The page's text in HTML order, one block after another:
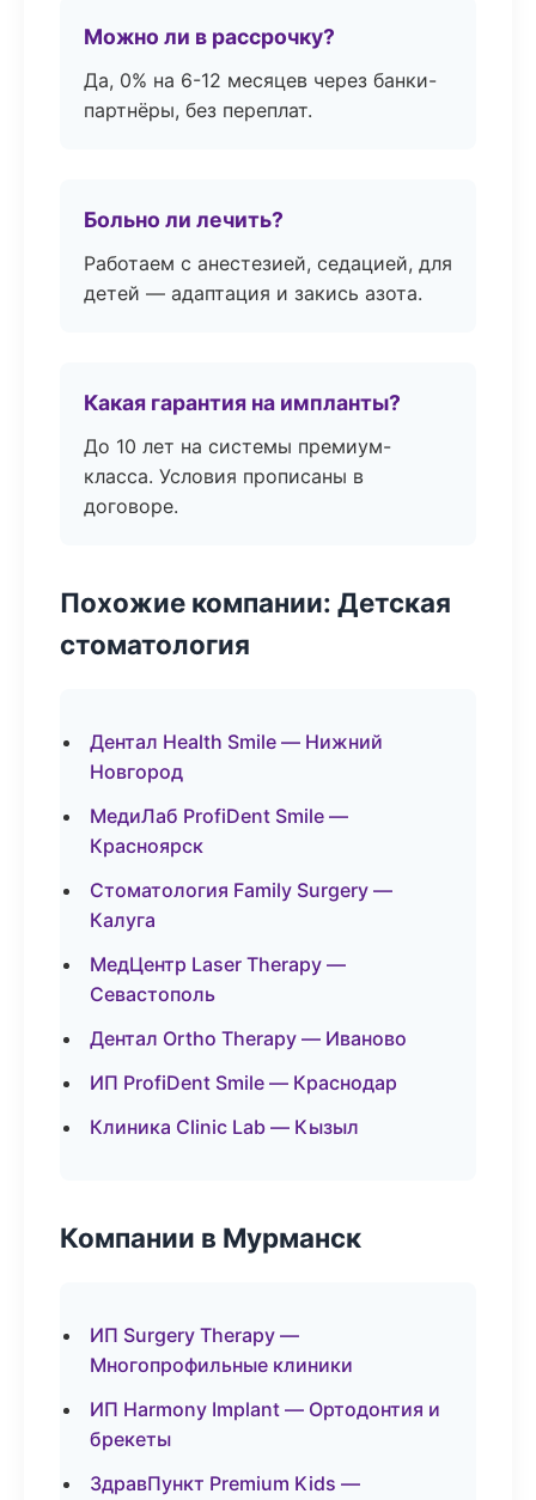
Можно ли в рассрочку?
Да, 0% на 6-12 месяцев через банки-
партнёры, без переплат.
Больно ли лечить?
Работаем с анестезией, седацией, для
детей — адаптация и закись азота.
Какая гарантия на импланты?
До 10 лет на системы премиум-
класса. Условия прописаны в
договоре.
Похожие компании: Детская
стоматология
Дентал Health Smile — Нижний
Новгород
МедиЛаб ProfiDent Smile —
Красноярск
Стоматология Family Surgery —
Калуга
МедЦентр Laser Therapy —
Севастополь
Дентал Ortho Therapy — Иваново
ИП ProfiDent Smile — Краснодар
Клиника Clinic Lab — Кызыл
Компании в Мурманск
ИП Surgery Therapy —
Многопрофильные клиники
ИП Harmony Implant — Ортодонтия и
брекеты
ЗдравПункт Premium Kids —